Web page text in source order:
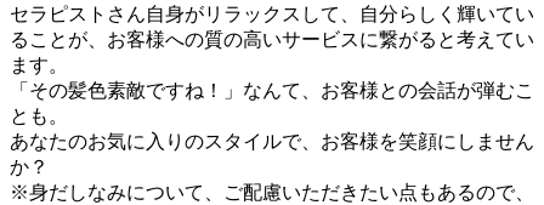
セラピストさん自身がリラックスして、自分らしく輝いてい
ることが、お客様への質の高いサービスに繋がると考えてい
ます。
「その髪色素敵ですね！」なんて、お客様との会話が弾むこ
とも。
あなたのお気に入りのスタイルで、お客様を笑顔にしません
か？
※身だしなみについて、ご配慮いただきたい点もあるので、